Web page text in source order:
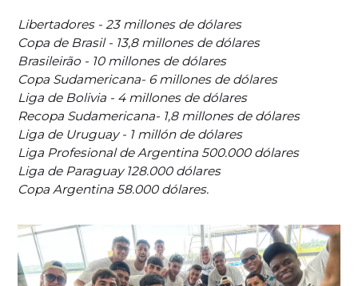
Libertadores - 23 millones de dólares
Copa de Brasil - 13,8 millones de dólares
Brasileirão - 10 millones de dólares
Copa Sudamericana- 6 millones de dólares
Liga de Bolivia - 4 millones de dólares
Recopa Sudamericana- 1,8 millones de dólares
Liga de Uruguay - 1 millón de dólares
Liga Profesional de Argentina 500.000 dólares
Liga de Paraguay 128.000 dólares
Copa Argentina 58.000 dólares.